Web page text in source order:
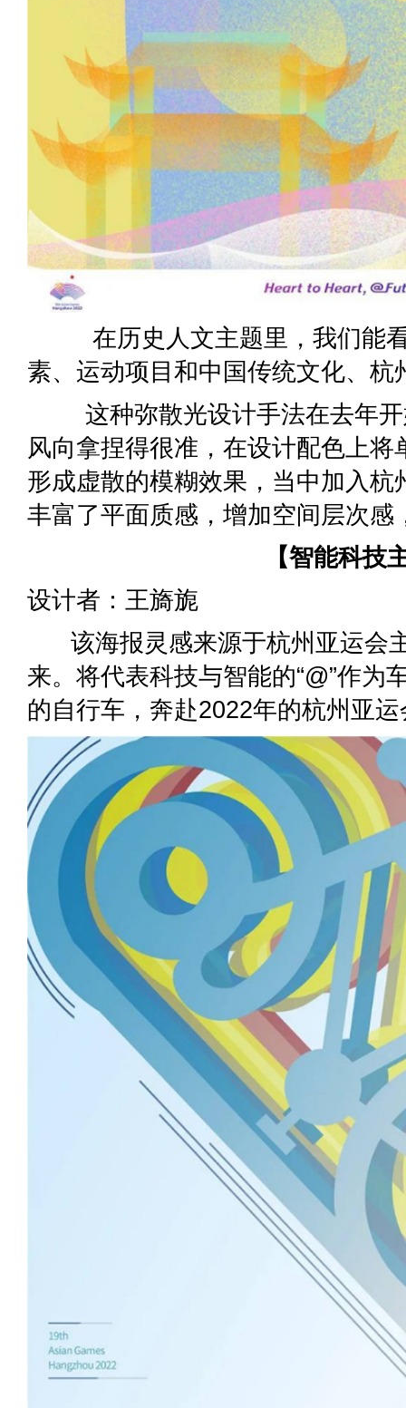
在历史人文主题里，我们能看
素、运动项目和中国传统文化、
这种弥散光设计手法在去年开
风向拿捏得很准，在设计配色上
形成虚散的模糊效果，当中加入
丰富了平面质感，增加空间层次感
【智能科技
设计者：王旖旎
该海报灵感来源于杭州亚运会
来。将代表科技与智能的“@”作为
的自行车，奔赴2022年的杭州亚